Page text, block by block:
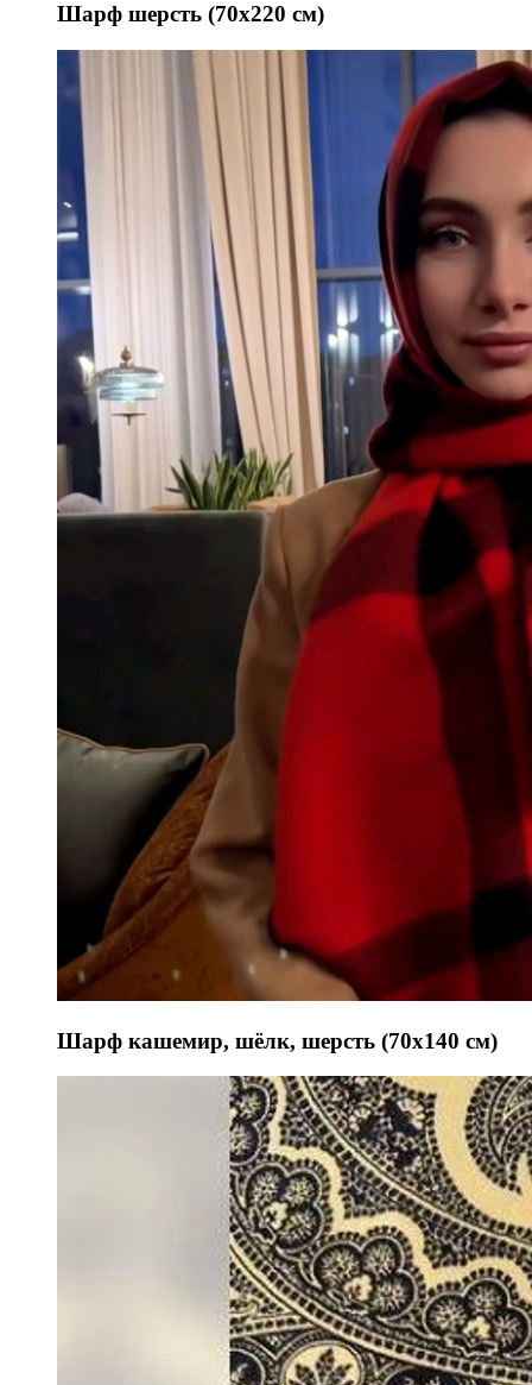
Шарф шерсть (70х220 см)
Шарф кашемир, шёлк, шерсть (70х140 см)